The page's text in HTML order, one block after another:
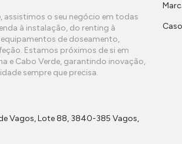
assistimos o seu negócio em todas
à instalação, do renting à
de doseamento,
Estamos próximos de si em
e Cabo Verde, garantindo inovação,
sempre que precisa.
Vagos, Lote 88, 3840-385 Vagos,